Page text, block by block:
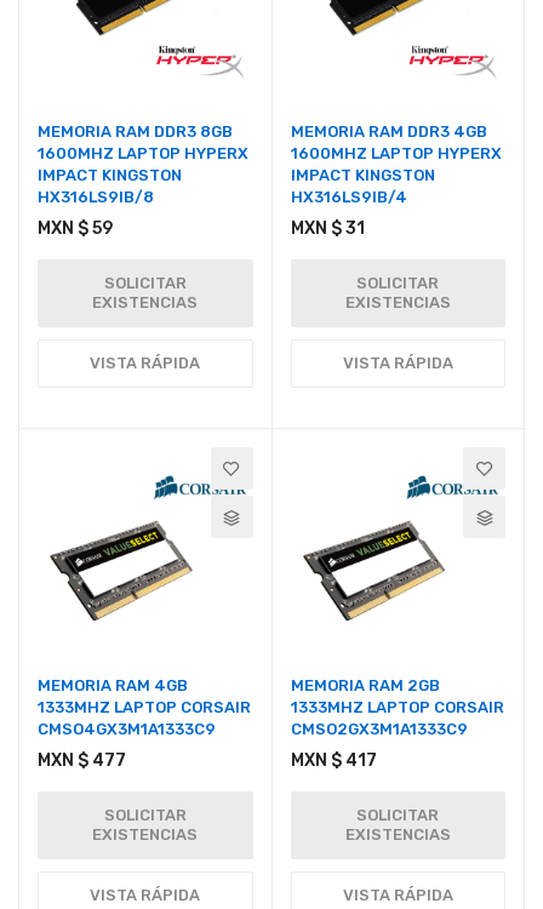
MEMORIA RAM DDR3 8GB
1600MHZ LAPTOP HYPERX
IMPACT KINGSTON
HX316LS9IB/8
MXN $ 59
SOLICITAR
EXISTENCIAS
VISTA RÁPIDA
MEMORIA RAM DDR3 4GB
1600MHZ LAPTOP HYPERX
IMPACT KINGSTON
HX316LS9IB/4
MXN $ 31
SOLICITAR
EXISTENCIAS
VISTA RÁPIDA
MEMORIA RAM 4GB
1333MHZ LAPTOP CORSAIR
CMSO4GX3M1A1333C9
MXN $ 477
SOLICITAR
EXISTENCIAS
VISTA RÁPIDA
MEMORIA RAM 2GB
1333MHZ LAPTOP CORSAIR
CMSO2GX3M1A1333C9
MXN $ 417
SOLICITAR
EXISTENCIAS
VISTA RÁPIDA